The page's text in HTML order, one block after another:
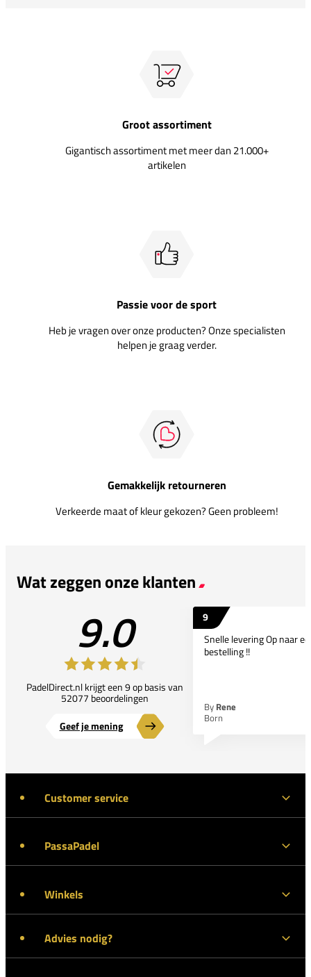
Groot assortiment
Gigantisch assortiment met meer dan 21.000+
artikelen
Passie voor de sport
Heb je vragen over onze producten? Onze specialisten
helpen je graag verder.
Gemakkelijk retourneren
Verkeerde maat of kleur gekozen? Geen probleem!
Wat zeggen onze klanten
9.0
PadelDirect.nl krijgt een 9 op basis van
52077 beoordelingen
Geef je mening
9
Snelle levering Op naar
bestelling !!
By Rene
Born
Customer service
PassaPadel
Winkels
Advies nodig?